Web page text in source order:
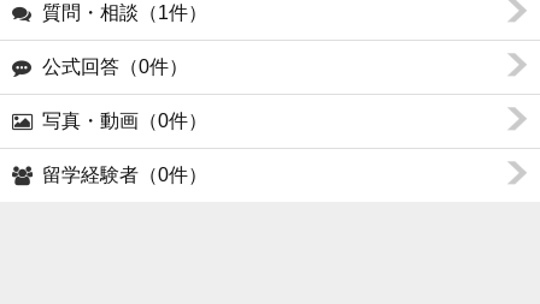
質問・相談（1件）
公式回答（0件）
写真・動画（0件）
留学経験者（0件）